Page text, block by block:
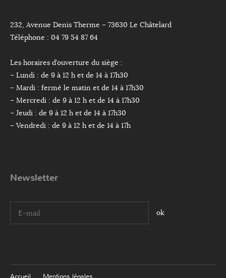
232, Avenue Denis Therme – 73630 Le Châtelard
Téléphone : 04 79 54 87 64
Les horaires d’ouverture du siège :
– Lundi : de 9 à 12 h et de 14 à 17h30
– Mardi : fermé le matin et de 14 à 17h30
– Mercredi : de 9 à 12 h et de 14 à 17h30
– Jeudi : de 9 à 12 h et de 14 à 17h30
– Vendredi : de 9 à 12 h et de 14 à 17h
Newsletter
I agree terms and conditions.*
Accueil Mentions légales